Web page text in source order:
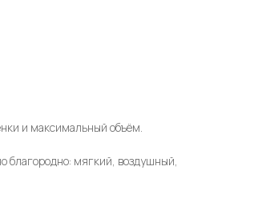
и максимальный объём.
благородно: мягкий, воздушный,